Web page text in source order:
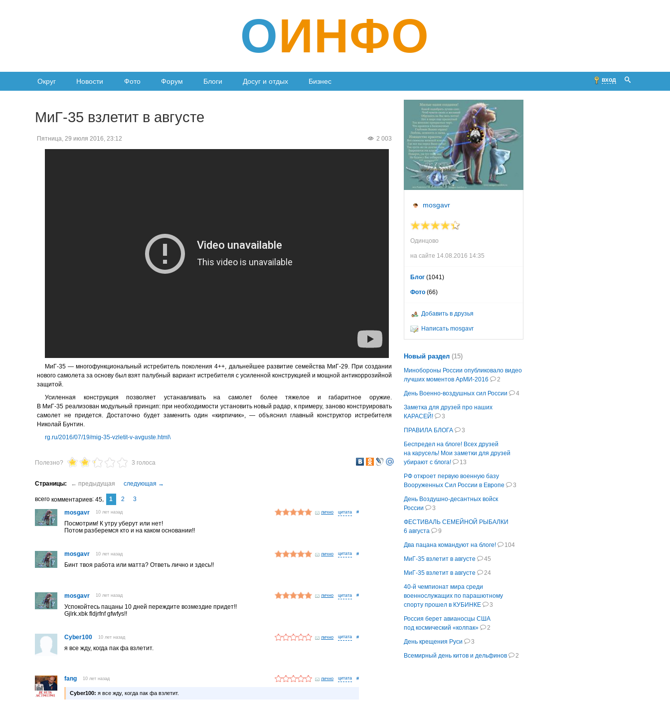
ОИНФО
Округ Новости Фото Форум Блоги Досуг и отдых Бизнес вход
МиГ-35 взлетит в августе
2 003
Пятница, 29 июля 2016, 23:12
МиГ-35 — многофункциональный истребитель поколения 4++, дальнейшее развитие семейства МиГ-29. При создании
нового самолета за основу был взят палубный вариант истребителя с усиленной конструкцией и мощной антикоррозийной
защитой.
Усиленная конструкция позволяет устанавливать на самолет более тяжелое и габаритное оружие.
В МиГ-35 реализован модульный принцип: при необходимости установить новый радар, к примеру, заново конструировать
самолет не придется. Достаточно будет заменить один «кирпичик», — объяснил главный конструктор истребителя
Николай Бунтин.
rg.ru/2016/07/19/mig-35-vzletit-v-avguste.html\
Полезно? 3 голоса
комментариев 45 1 2
3
mosgavr
10 лет назад лично #
Посмотрим! К утру уберут или нет!
Потом разберемся кто и на каком основании!!
mosgavr 10 лет назад лично #
Бинт твоя работа или матта? Ответь лично и здесь!!
mosgavr 10 лет назад лично #
Успокойтесь пацаны 10 дней переждите возмездие придет!!
Gjlrk.xbk fldjrfnf gfwfys!!
Cyber100 10 лет назад лично #
я все жду, когда пак фа взлетит.
fang 10 лет назад лично #
Cyber100: я все жду, когда пак фа взлетит.
mosgavr
Одинцово
на сайте 14.08.2016 14:35
Блог (1041)
Фото (66)
Добавить в друзья
Написать mosgavr
Новый раздел (15)
Минобороны России опубликовало видео
лучших моментов АрМИ-2016
2
День Военно-воздушных сил России
4
Заметка для друзей про наших
КАРАСЕЙ!
3
ПРАВИЛА БЛОГА
3
Беспредел на блоге! Всех друзей
на карусель! Мои заметки для друзей
убирают с блога!
13
РФ откроет первую военную базу
Вооруженных Сил России в Европе
3
День Воздушно-десантных войск
России
3
ФЕСТИВАЛЬ СЕМЕЙНОЙ РЫБАЛКИ
6 августа
9
Два пацана командуют на блоге!
104
МиГ-35 взлетит в августе
45
МиГ-35 взлетит в августе
24
40-й чемпионат мира среди
военнослужащих по парашютному
спорту прошел в КУБИНКЕ
3
Россия берет авианосцы США
под космический «колпак»
2
День крещения Руси
3
Всемирный день китов и дельфинов
2